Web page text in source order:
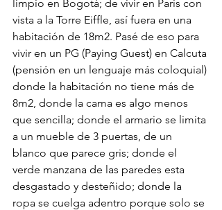
limpio en Bogotá; de vivir en Paris con
vista a la Torre Eiffle, así fuera en una
habitación de 18m2. Pasé de eso para
vivir en un PG (Paying Guest) en Calcuta
(pensión en un lenguaje más coloquial)
donde la habitación no tiene más de
8m2, donde la cama es algo menos
que sencilla; donde el armario se limita
a un mueble de 3 puertas, de un
blanco que parece gris; donde el
verde manzana de las paredes esta
desgastado y desteñido; donde la
ropa se cuelga adentro porque solo se